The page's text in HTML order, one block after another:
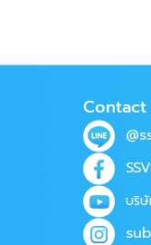
Contact
บริ